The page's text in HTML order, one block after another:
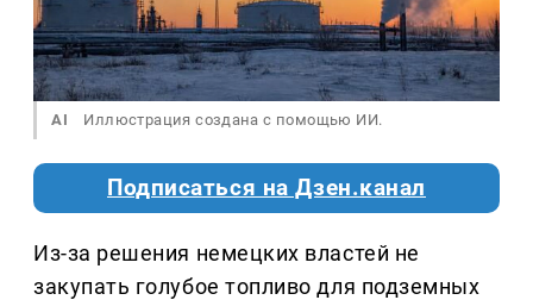
AI Иллюстрация создана с помощью ИИ.
Подписаться на Дзен.канал
Из-за решения немецких властей не
закупать голубое топливо для подземных